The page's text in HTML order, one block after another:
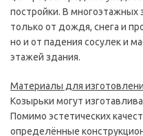
постройки. В
только от дождя, снега и
но и от падения сосулек и
этажей здания.
Материалы для
Козырьки могут
Помимо эстетических
определённые